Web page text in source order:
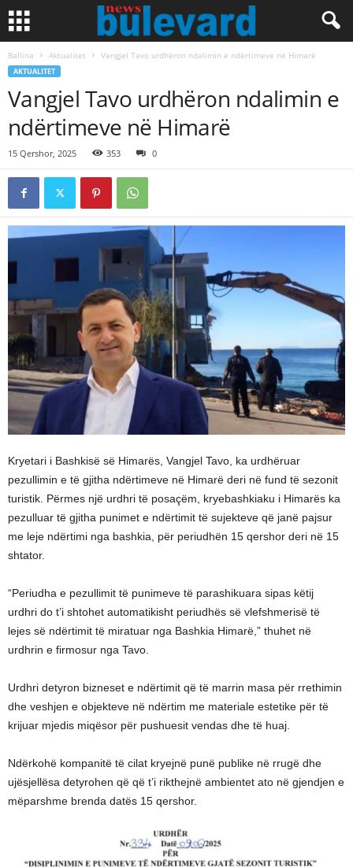
Ballina Aktualitet Vangjel Tavo urdhëron ndalimin e ndërtimeve në Himarë
AKTUALITET
Vangjel Tavo urdhëron ndalimin e
ndërtimeve në Himarë
15 Qershor, 2025 353 0
Kryetari i Bashkisë së Himarës, Vangjel Tavo, ka urdhëruar
pezullimin e të gjitha ndërtimeve në Himarë deri në fund të sezonit
turistik. Përmes një urdhri të posaçëm, kryebashkiaku i Himarës ka
pezulluar të gjitha punimet e ndërtimit të sujekteve që janë pajsur
me leje ndërtimi nga bashkia, për periudhën 15 qershor deri në 15
shtator.
“Periudha e pezullimit të punimeve të parashikuara sipas këtij
urdhri do t’i shtohet automatikisht periudhës së vlefshmerisë të
lejes së ndërtimit të miratuar nga Bashkia Himarë,” thuhet në
urdhrin e firmosur nga Tavo.
Urdhri detyron bizneset e ndërtimit që të marrin masa për rrethimin
dhe veshjen e objekteve në ndërtim me materiale estetike për të
krijuar mjedis miqësor për pushuesit vendas dhe të huaj.
Ndërkohë kompanitë të cilat kryejnë punë publike në rrugë dhe
ujësjellësa detyrohen që që t’i rikthejnë ambientet ato në gjendjen e
mëparshme brenda datës 15 qershor.